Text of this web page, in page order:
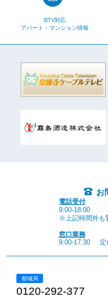
BTV対応
アパート・マンション情報
お
電話受付
9:00-18:00
※上記時間外も
窓口業務
9:00-17:30
都城局
0120-292-377